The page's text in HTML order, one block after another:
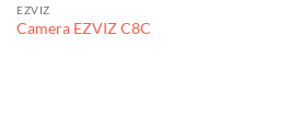
EZVIZ
Camera EZVIZ C8C